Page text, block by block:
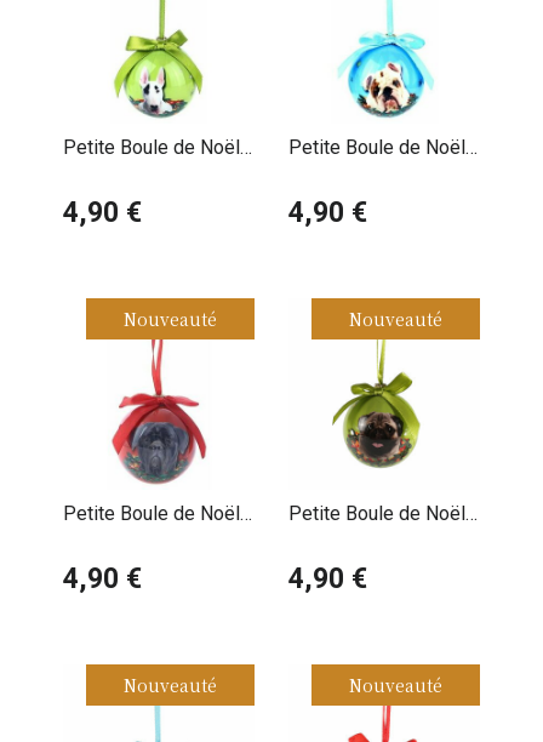
Petite Boule de Noël
4,90 €
Petite Boule de Noël
4,90 €
Nouveauté
Petite Boule de Noël
4,90 €
Nouveauté
Petite Boule de Noël
4,90 €
Nouveauté Nouveauté